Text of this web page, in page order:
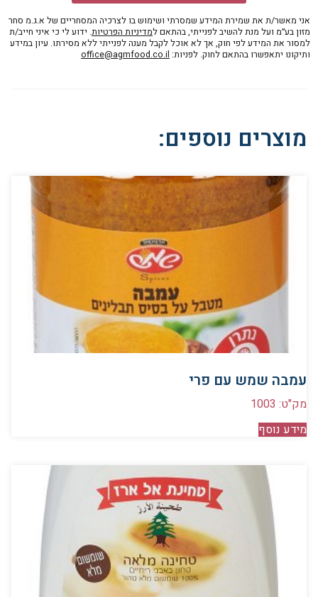
אני מאשר/ת את שמירת המידע שמסרתי ושימוש בו לצרכיה המסחריים של א.ג.מ סחר
מזון בע״מ ועל מנת להשיב לפנייתי, בהתאם למדיניות הפרטיות. ידוע לי כי איני חייב/ת
למסור את המידע לפי חוק, אך לא אוכל לקבל מענה לפנייתי ללא מסירתו. עיון במידע
ותיקונו יתאפשרו בהתאם לחוק. לפניות: office@agmfood.co.il
מוצרים נוספים:
עמבה שמש עם פרי
מק"ט: 1003
מידע נוסף